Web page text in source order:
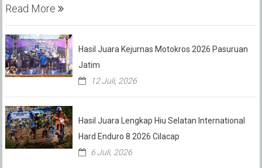
Read More
Hasil Juara Kejurnas Motokros 2026 Pasuruan
Jatim
12 Juli, 2026
Hasil Juara Lengkap Hiu Selatan International
Hard Enduro 8 2026 Cilacap
6 Juli, 2026